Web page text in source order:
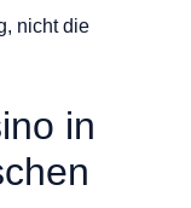
nicht die
in